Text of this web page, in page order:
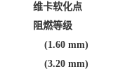
维卡软化点
阻燃等级
(1.60 mm)
(3.20 mm)